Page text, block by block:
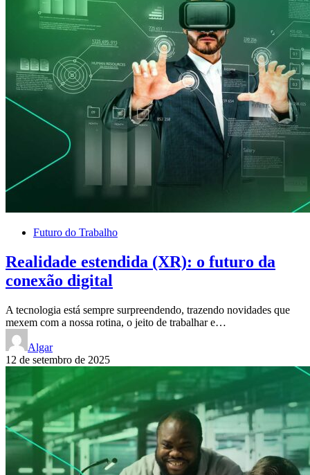
Futuro do Trabalho
Realidade estendida (XR): o futuro da
conexão digital
A tecnologia está sempre surpreendendo, trazendo novidades que
mexem com a nossa rotina, o jeito de trabalhar e…
Algar
12 de setembro de 2025